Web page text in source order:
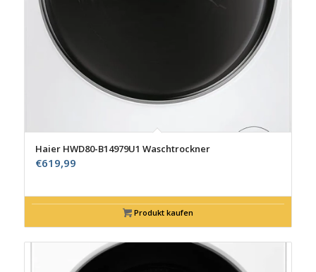
Haier HWD80-B14979U1 Waschtrockner
€619,99
Produkt kaufen